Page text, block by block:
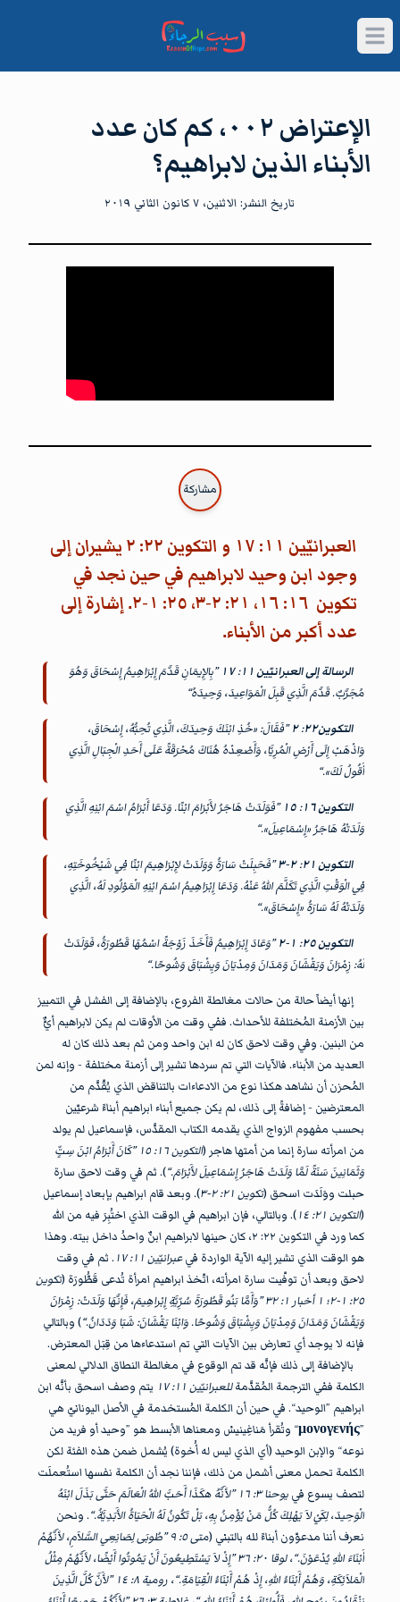
Open main menu
الإعتراض ٠٠٢، كم كان عدد
الأبناء الذين لابراهيم؟
تاريخ النشر: الاثنين، ٧ كانون الثاني ٢٠١٩
مشاركة
العبرانيّين ١١: ١٧ و التكوين ٢٢: ٢ يشيران إلى
وجود ابن وحيد لابراهيم في حين نجد في
تكوين ١٦: ١٦، ٢١: ٢-٣، ٢٥: ١-٢. إشارة إلى
عدد أكبر من الأبناء.
الرسالة إلى العبرانيّين ١١ :١٧ ”بِالإِيمَانِ قَدَّمَ إِبْرَاهِيمُ إِسْحَاقَ وَهُوَ
مُجَرَّبٌ. قَدَّمَ الَّذِي قَبِلَ الْمَوَاعِيدَ، وَحِيدَهُ“
التكوين٢٢ :٢”فَقَالَ: «خُذِ ابْنَكَ وَحِيدَكَ، الَّذِي تُحِبُّهُ، إِسْحَاقَ،
وَاذْهَبْ إِلَى أَرْضِ الْمُرِيَّا، وَأَصْعِدْهُ هُنَاكَ مُحْرَقَةً عَلَى أَحَدِ الْجِبَالِ الَّذِي
أَقُولُ لَكَ».“
التكوين ١٦ : ١٥ ”فَوَلَدَتْ هَاجَرُ لأَبْرَامَ ابْنًا. وَدَعَا أَبْرَامُ اسْمَ ابْنِهِ الَّذِي
وَلَدَتْهُ هَاجَرُ «إِسْمَاعِيلَ».“
التكوين ٢١ :٢-٣”فَحَبِلَتْ سَارَةُ وَوَلَدَتْ لإِبْرَاهِيمَ ابْنًا فِي شَيْخُوخَتِهِ،
فِي الْوَقْتِ الَّذِي تَكَلَّمَ اللهُ عَنْهُ. وَدَعَا إِبْرَاهِيمُ اسْمَ ابْنِهِ الْمَوْلُودِ لَهُ، الَّذِي
وَلَدَتْهُ لَهُ سَارَةُ «إِسْحَاقَ».“
التكوين ٢٥ : ١-٢”وَعَادَ إِبْرَاهِيمُ فَأَخَذَ زَوْجَةً اسْمُهَا قَطُورَةُ، فَوَلَدَتْ
لَهُ: زِمْرَانَ وَيَقْشَانَ وَمَدَانَ وَمِدْيَانَ وَيِشْبَاقَ وَشُوحًا.“
إنها أيضاً حالة من حالات مغالطة الفروع، بالإضافة إلى الفشل في التمييز
بين الأزمنة المُختلفة للأحداث. ففي وقت من الأوقات لم يكن لابراهيم أيٌّ
من البنين. وفي وقت لاحق كان له ابن واحد ومن ثم بعد ذلك كان له
العديد من الأبناء. فالآيات التي تم سردها تشير إلى أزمنة مختلفة - وإنه لمن
المُحزن أن نشاهد هكذا نوع من الادعاءات بالتناقض الذي يُقّدَّم من
المعترضين - إضافةً إلى ذلك، لم يكن جميع أبناء ابراهيم أبناءً شرعيّين
بحسب مفهوم الزواج الذي يقدمه الكتاب المقدَّس، فإسماعيل لم يولد
من امرأته سارة إنما من أمتها هاجر (
التكوين ١٦: ١٥ ”كَانَ أَبْرَامُ ابْنَ سِتٍّ
وَثَمَانِينَ سَنَةً لَمَّا وَلَدَتْ هَاجَرُ إِسْمَاعِيلَ لأَبْرَامَ.“). ثم في وقت لاحق سارة
حبلت ووَلَدَت اسحق (تكوين ٢١: ٢-٣
). وبعد قام ابراهيم بإبعاد إسماعيل
(التكوين ٢١: ١٤
). وبالتالي، فإن ابراهيم في الوقت الذي اختُبِرَ فيه من الله
كما ورد في التكوين ٢٢: ٢، كان حينها لابراهيم ابنٌ واحدُ داخل بيته. وهذا
هو الوقت الذي تشير إليه الآية الواردة فيعبرانيّين ١١: ١٧
. ثم في وقت
لاحق وبعد أن توفّيت سارة امرأته، اتّخذ ابراهيم امرأة تُدعى قَطُّورَة (تكوين
٢٥: ١-٢؛ ١ أخبار ١: ٣٢ ”وَأَمَّا بَنُو قَطُورَةَ سُرِّيَّةِ إِبْراهِيمَ، فَإِنَّهَا وَلَدَتْ: زِمْرَانَ
وَيَقْشَانَ وَمَدَانَ وَمِدْيَانَ وَيِشْبَاقَ وَشُوحًا. وَابْنَا يَقْشَانَ: شَبَا وَدَدَانُ.“) وبالتالي
فإنه لا يوجد أي تعارض بين الآيات التي تم استدعاءها من قِبَل المعترض.
بالإضافة إلى ذلك فإنَّه قد تم الوقوع في مغالطة النطاق الدلالي لمعنى
الكلمة ففي الترجمة المُقدَّمةللعبرانيّين ١١: ١٧
يتم وصف اسحق بأنَّه ابن
ابراهيم ”الوحيد“. في حين أن الكلمة المُستخدمة في الأصل اليونانيّ هي
”
μονογενής“ وتُقرأ مَناغِينيسْ ومعناها الأبسط هو ”وحيد أو فريد من
نوعه“ والإبن الوحيد (أي الذي ليس له أُخوة) يُشمل ضمن هذه الفئة لكن
الكلمة تحمل معنى أشمل من ذلك، فإننا نجد أن الكلمة نفسها استُعملَت
لتصف يسوع في
يوحنا ٣: ١٦ ”لأَنَّهُ هكَذَا أَحَبَّ اللهُ الْعَالَمَ حَتَّى بَذَلَ ابْنَهُ
الْوَحِيدَ، لِكَيْ لاَ يَهْلِكَ كُلُّ مَنْ يُؤْمِنُ بِهِ، بَلْ تَكُونُ لَهُ الْحَيَاةُ الأَبَدِيَّةُ.“. ونحن
نعرف أننا مدعوّون أبناءً لله بالتبني (
متى ٥: ٩ ”طُوبَى لِصَانِعِي السَّلاَمِ، لأَنَّهُمْ
أَبْنَاءَ اللهِ يُدْعَوْنَ.“، لوقا ٢٠: ٣٦ ”إِذْ لاَ يَسْتَطِيعُونَ أَنْ يَمُوتُوا أَيْضًا، لأَنَّهُمْ مِثْلُ
الْمَلاَئِكَةِ، وَهُمْ أَبْنَاءُ اللهِ، إِذْ هُمْ أَبْنَاءُ الْقِيَامَةِ.“، رومية ٨: ١٤ ”لأَنَّ كُلَّ الَّذِينَ